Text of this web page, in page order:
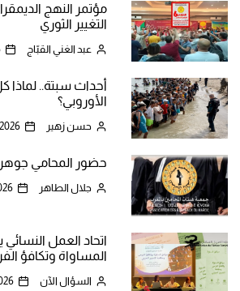
مؤتمر النهج
التغيير الثوري
عبد الغني القبّاج
أحداث سبتة.. لماذا
الأوروبي؟
حسن زهير
حضور المحامي
جلال الطاهر
اتحاد العمل
المساواة وتكافؤ
السؤال الآن